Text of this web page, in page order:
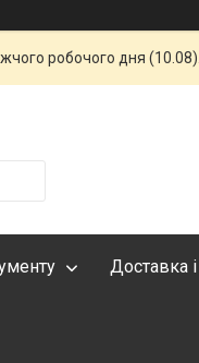
робочого дня (10.08).
Доставка